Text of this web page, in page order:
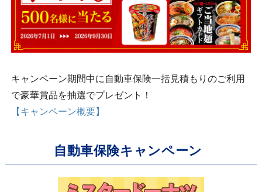
キャンペーン期間中に自動車保険一括見積もりのご利用
で豪華賞品を抽選でプレゼント！
【キャンペーン概要】
自動車保険キャンペーン